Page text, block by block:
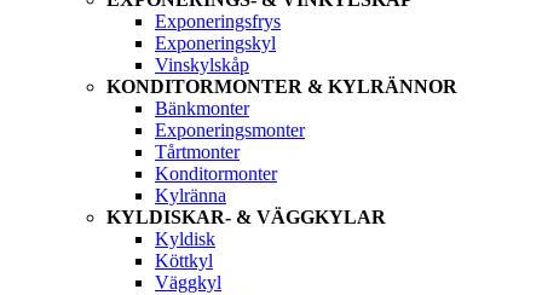
Exponeringsfrys
Exponeringskyl
Vinskylskåp
KONDITORMONTER & KYLRÄNNOR
Bänkmonter
Exponeringsmonter
Tårtmonter
Konditormonter
Kylränna
KYLDISKAR- & VÄGGKYLAR
Kyldisk
Köttkyl
Väggkyl